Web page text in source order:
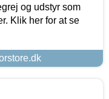
og udstyr som
Klik her for at se